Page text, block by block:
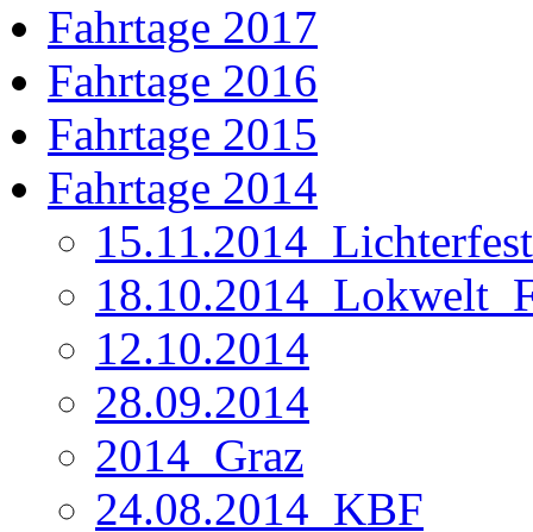
Fahrtage 2017
Fahrtage 2016
Fahrtage 2015
Fahrtage 2014
15.11.2014_Lichterfest
12.10.2014
28.09.2014
2014_Graz
24.08.2014_KBF